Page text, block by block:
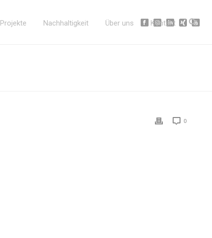
Projekte Nachhaltigkeit Über uns Kontakt
0